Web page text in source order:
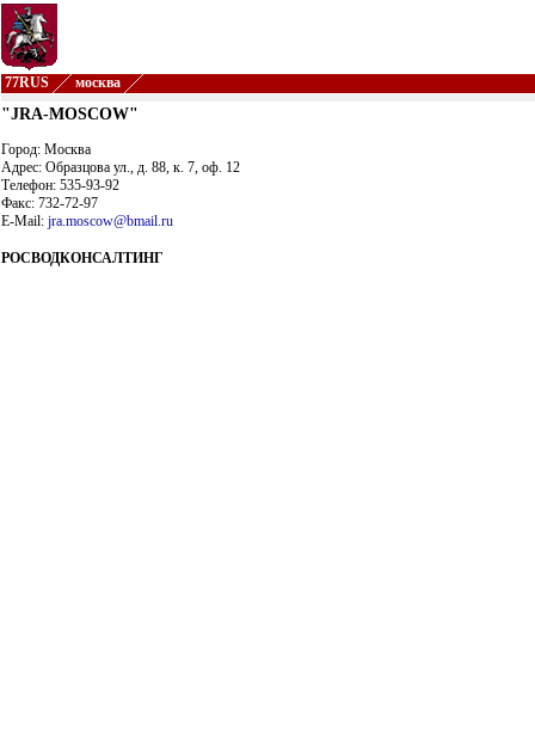
77RUS москва
"JRA-MOSCOW"
Город: Москва
Адрес: Образцова ул., д. 88, к. 7, оф. 12
Телефон: 535-93-92
Факс: 732-72-97
E-Mail: jra.moscow@bmail.ru
РОСВОДКОНСАЛТИНГ